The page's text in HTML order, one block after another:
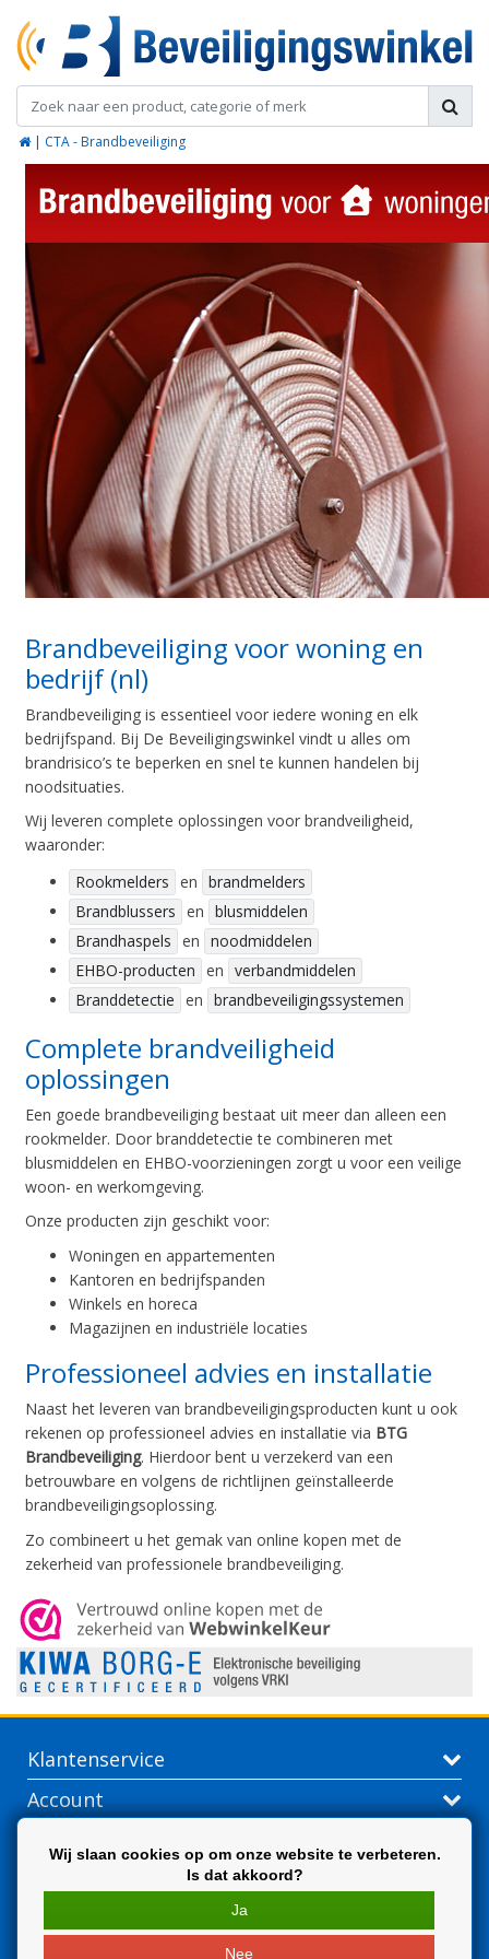
| CTA - Brandbeveiliging
Brandbeveiliging voor woning en
bedrijf (nl)
Brandbeveiliging is essentieel voor iedere woning en elk
bedrijfspand. Bij De Beveiligingswinkel vindt u alles om
brandrisico’s te beperken en snel te kunnen handelen bij
noodsituaties.
Wij leveren complete oplossingen voor brandveiligheid,
waaronder:
Rookmelders en brandmelders
Brandblussers en blusmiddelen
Brandhaspels en noodmiddelen
EHBO-producten en verbandmiddelen
Branddetectie en brandbeveiligingssystemen
Complete brandveiligheid
oplossingen
Een goede brandbeveiliging bestaat uit meer dan alleen een
rookmelder. Door branddetectie te combineren met
blusmiddelen en EHBO-voorzieningen zorgt u voor een veilige
woon- en werkomgeving.
Onze producten zijn geschikt voor:
Woningen en appartementen
Kantoren en bedrijfspanden
Winkels en horeca
Magazijnen en industriële locaties
Professioneel advies en installatie
Naast het leveren van brandbeveiligingsproducten kunt u ook
rekenen op professioneel advies en installatie via BTG
Brandbeveiliging. Hierdoor bent u verzekerd van een
betrouwbare en volgens de richtlijnen geïnstalleerde
brandbeveiligingsoplossing.
Zo combineert u het gemak van online kopen met de
zekerheid van professionele brandbeveiliging.
Klantenservice
Account
Wij slaan cookies op om onze website te verbeteren.
Is dat akkoord?
Ja
Nee